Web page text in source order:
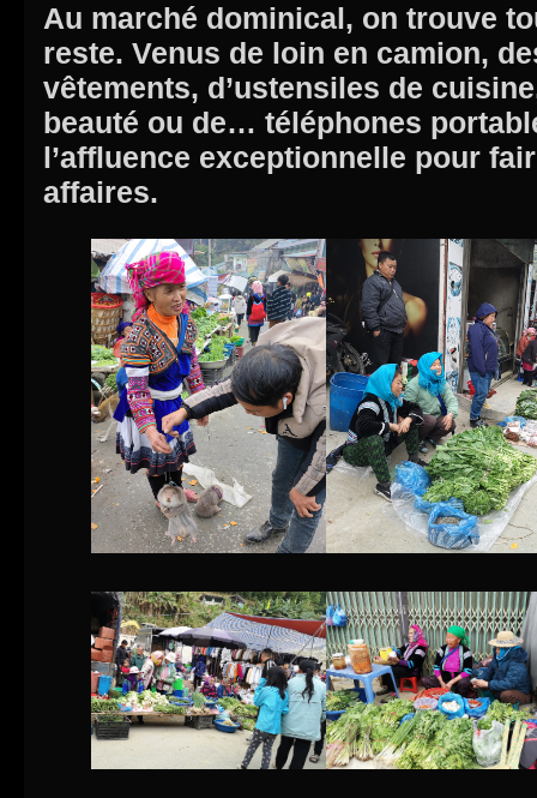
Au marché dominical, on trouve
reste. Venus de loin en camion,
vêtements, d’ustensiles de
beauté ou de… téléphones
l’affluence exceptionnelle pour
affaires.